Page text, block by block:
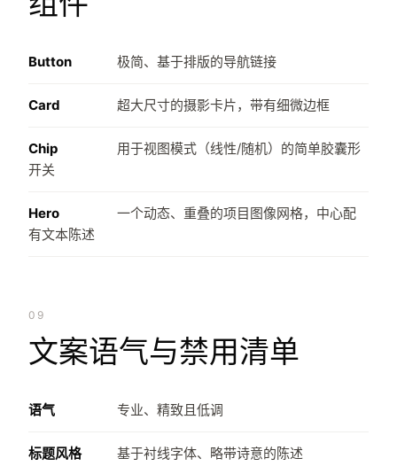
Button 极简、基于排版的导航链接
Card 超大尺寸的摄影卡片，带有细微边框
Chip
用于视图模式（线性/随机）的简单胶囊形
开关
Hero
一个动态、重叠的项目图像网格，中心配
有文本陈述
09
文案语气与禁用清单
语气 专业、精致且低调
标题风格 基于衬线字体、略带诗意的陈述